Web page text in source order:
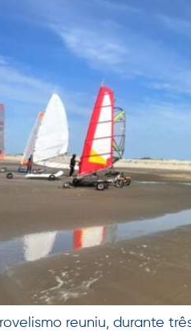
reuniu, durante